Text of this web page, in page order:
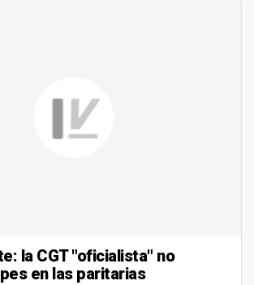
la CGT "oficialista" no
en las paritarias